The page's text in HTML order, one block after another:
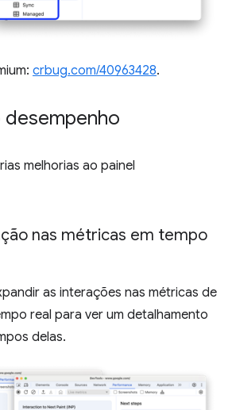
crbug.com/40963428.
desempenho
melhorias ao painel
nas métricas em tempo
as interações nas métricas de
real para ver um detalhamento
delas.